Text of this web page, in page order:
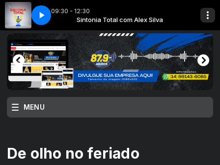
09:30 - 12:30
Silva Sintonia Total com Alex Silva
SORVETERIA CENTRAL
MENU
De olho no feriado